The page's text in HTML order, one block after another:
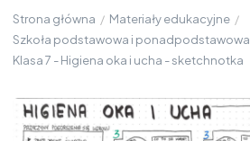
Strona główna / Materiały edukacyjne /
Szkoła podstawowa i ponadpodstawowa
Klasa 7 - Higiena oka i ucha - sketchnotka